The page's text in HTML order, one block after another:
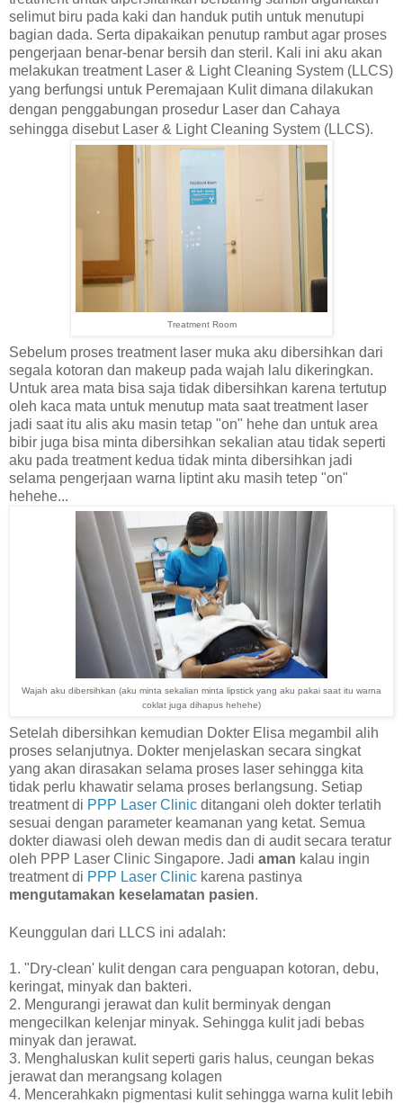
selimut biru pada kaki dan handuk putih untuk menutupi
bagian dada. Serta dipakaikan penutup rambut agar proses
pengerjaan benar-benar bersih dan steril. Kali ini aku akan
melakukan treatment Laser & Light Cleaning System (LLCS)
yang berfungsi untuk Peremajaan Kulit dimana dilakukan
dengan penggabungan prosedur Laser dan Cahaya
sehingga disebut Laser & Light Cleaning System (LLCS).
Treatment Room
Sebelum proses treatment laser muka aku dibersihkan dari
segala kotoran dan makeup pada wajah lalu dikeringkan.
Untuk area mata bisa saja tidak dibersihkan karena tertutup
oleh kaca mata untuk menutup mata saat treatment laser
jadi saat itu alis aku masin tetap "on" hehe dan untuk area
bibir juga bisa minta dibersihkan sekalian atau tidak seperti
aku pada treatment kedua tidak minta dibersihkan jadi
selama pengerjaan warna liptint aku masih tetep "on"
hehehe...
Wajah aku dibersihkan (aku minta sekalian minta lipstick yang aku pakai saat itu warna
coklat juga dihapus hehehe)
Setelah dibersihkan kemudian Dokter Elisa megambil alih
proses selanjutnya. Dokter menjelaskan secara singkat
yang akan dirasakan selama proses laser sehingga kita
tidak perlu khawatir selama proses berlangsung. Setiap
treatment di PPP Laser Clinic ditangani oleh dokter terlatih
sesuai dengan parameter keamanan yang ketat. Semua
dokter diawasi oleh dewan medis dan di audit secara teratur
oleh PPP Laser Clinic Singapore. Jadi aman kalau ingin
treatment di PPP Laser Clinic karena pastinya
mengutamakan keselamatan pasien.
Keunggulan dari LLCS ini adalah:
1. "Dry-clean' kulit dengan cara penguapan kotoran, debu,
keringat, minyak dan bakteri.
2. Mengurangi jerawat dan kulit berminyak dengan
mengecilkan kelenjar minyak. Sehingga kulit jadi bebas
minyak dan jerawat.
3. Menghaluskan kulit seperti garis halus, ceungan bekas
jerawat dan merangsang kolagen
4. Mencerahkakn pigmentasi kulit sehingga warna kulit lebih